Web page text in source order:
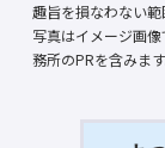
趣旨を損なわない範
写真はイメージ画
務所のPRを含みます